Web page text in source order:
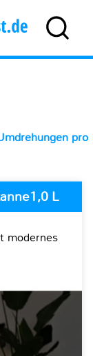
pro
L
modernes